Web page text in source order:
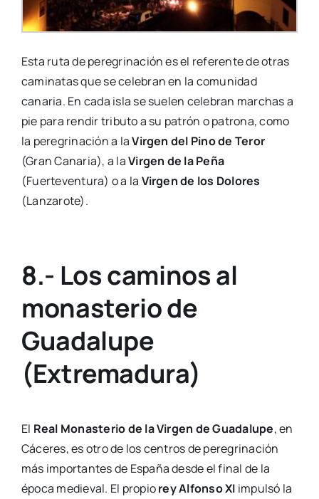
Esta ruta de peregrinación es el referente de otras
caminatas que se celebran en la comunidad
canaria. En cada isla se suelen celebran marchas a
pie para rendir tributo a su patrón o patrona, como
la peregrinación a laVirgen del Pino de Teror
(Gran Canaria), a laVirgen de la Peña
(Fuerteventura) o a la Virgen de los Dolores
(Lanzarote).
8.- Los caminos al
monasterio de
Guadalupe
(Extremadura)
El Real Monasterio de la Virgen de Guadalupe, en
Cáceres, es otro de los centros de peregrinación
más importantes de España desde el final de la
época medieval. El propiorey Alfonso XI impulsó la